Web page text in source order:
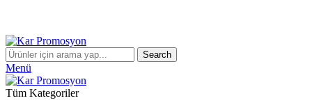
Search
Menü
Tüm Kategoriler